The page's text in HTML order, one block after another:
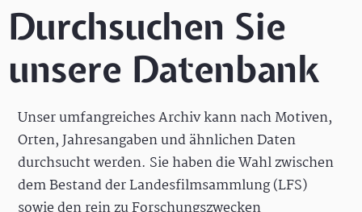
Durchsuchen Sie
unsere Datenbank
Unser umfangreiches Archiv kann nach Motiven,
Orten, Jahresangaben und ähnlichen Daten
durchsucht werden. Sie haben die Wahl zwischen
dem Bestand der Landesfilmsammlung (LFS)